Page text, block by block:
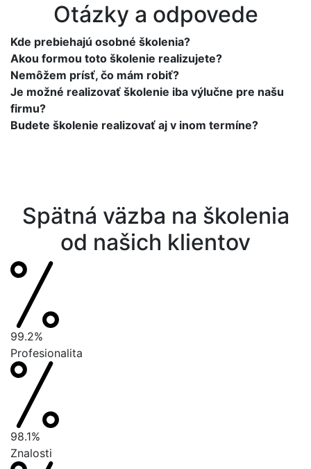
Otázky a odpovede
Kde prebiehajú osobné školenia?
Akou formou toto školenie realizujete?
Nemôžem prísť, čo mám robiť?
Je možné realizovať školenie iba výlučne pre našu
firmu?
Budete školenie realizovať aj v inom termíne?
Spätná väzba na školenia
od našich klientov
99.2%
Profesionalita
98.1%
Znalosti